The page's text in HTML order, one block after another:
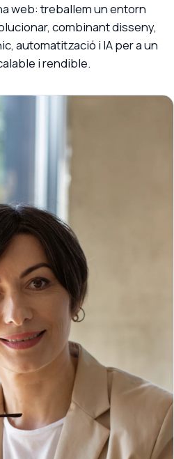
web: treballem un entorn
combinant disseny,
automatització i IA per a un
i rendible.